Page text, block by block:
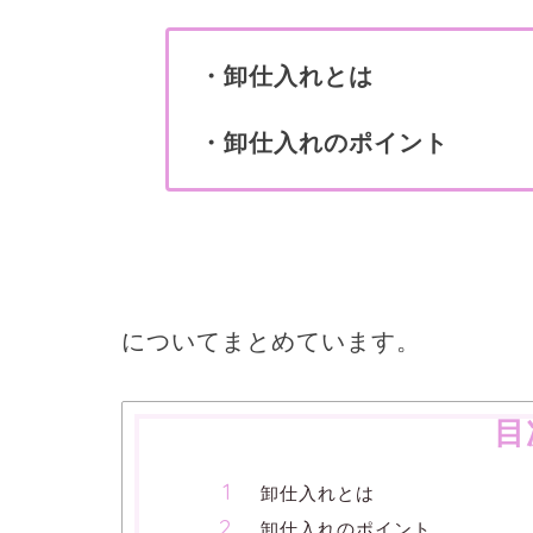
・卸仕入れとは
・卸仕入れのポイント
についてまとめています。
卸仕入れとは